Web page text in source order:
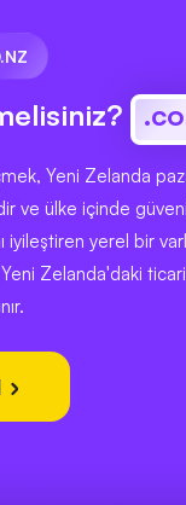
Yeni Zelanda
ve ülke içinde
iyileştiren yerel bir
Yeni Zelanda'daki